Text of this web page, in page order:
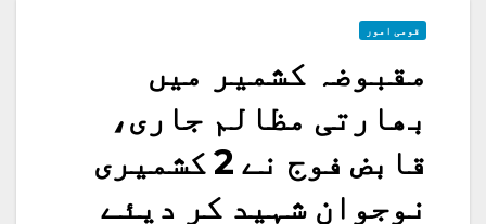
قومی امور
مقبوضہ کشمیر میں
بھارتی مظالم جاری،
قابض فوج نے 2 کشمیری
نوجوان شہید کر دیئے